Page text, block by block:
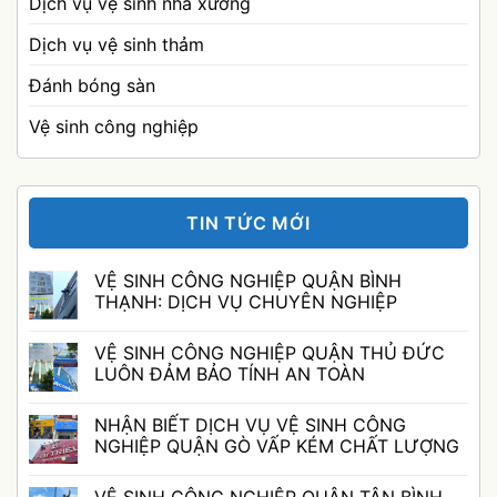
Dịch vụ vệ sinh thảm
Đánh bóng sàn
Vệ sinh công nghiệp
TIN TỨC MỚI
VỆ SINH CÔNG NGHIỆP QUẬN BÌNH
THẠNH: DỊCH VỤ CHUYÊN NGHIỆP
bình
luận
ở
CÔNG
NGHIỆP
QUẬN
THẠNH:
VỆ SINH CÔNG NGHIỆP QUẬN THỦ ĐỨC
LUÔN ĐẢM BẢO TÍNH AN TOÀN
bình
luận
ở
SINH
NHẬN BIẾT DỊCH VỤ VỆ SINH CÔNG
NGHIỆP QUẬN GÒ VẤP KÉM CHẤT LƯỢNG